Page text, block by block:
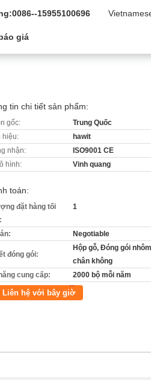
0086--15955100696
giá
tin chi tiết sản phẩm:
gốc:
Trung Quốc
hiệu:
hawit
nhận:
ISO9001 CE
hình:
Vinh quang
toán:
đặt hàng tối
1
Negotiable
đóng gói:
Hộp gỗ, Đóng gói nhôm
chân không
cung cấp:
2000 bộ mỗi năm
Liên hệ với bây giờ